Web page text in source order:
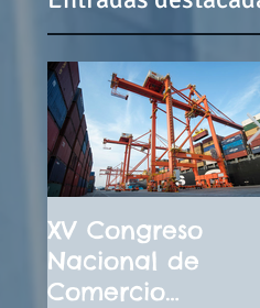
XV Congreso
Nacional de
Comercio